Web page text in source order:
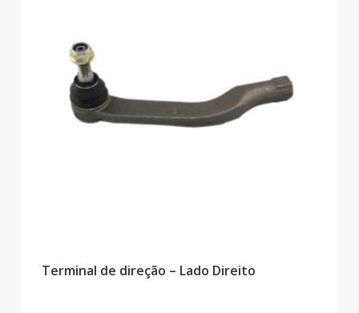
Terminal de direção – Lado Direito